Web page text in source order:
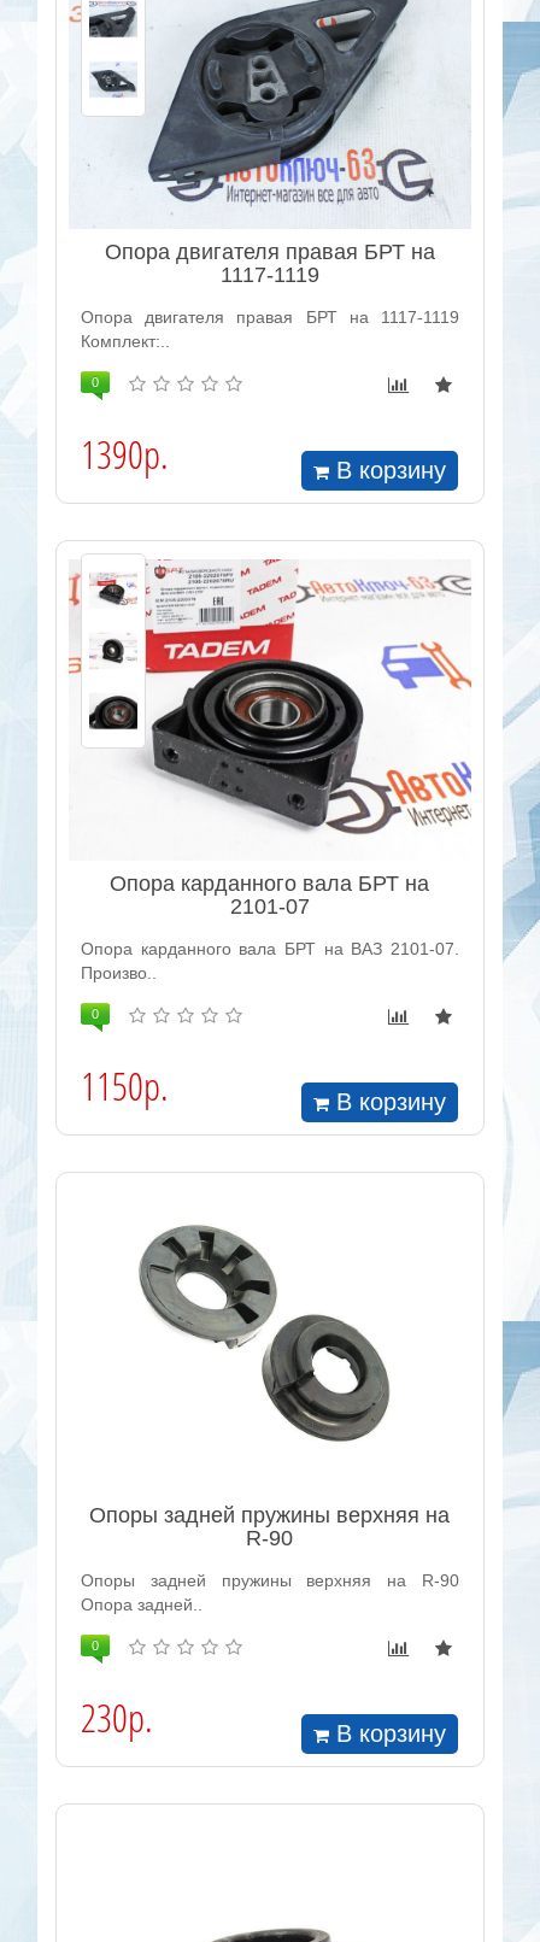
Опора двигателя правая БРТ на
1117-1119
Опора двигателя правая БРТ на 1117-1119
Комплект:..
0
1390р. В корзину
Опора карданного вала БРТ на
2101-07
Опора карданного вала БРТ на ВАЗ 2101-07.
Произво..
0
1150р. В корзину
Опоры задней пружины верхняя на
R-90
Опоры задней пружины верхняя на R-90
Опора задней..
0
230р. В корзину